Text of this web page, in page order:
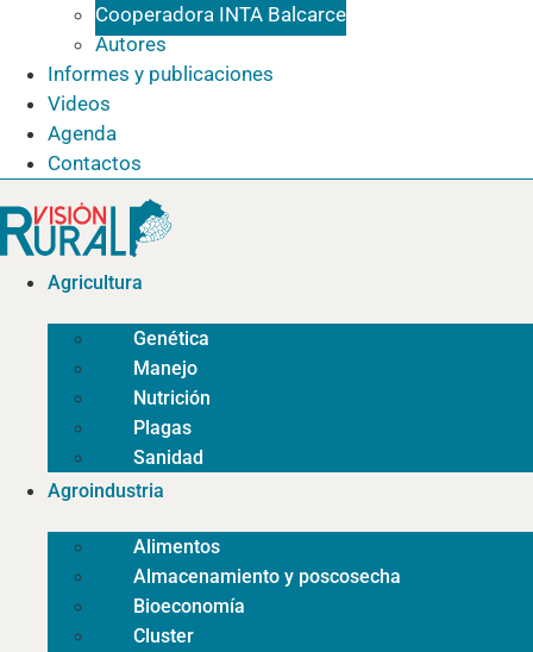
Cooperadora INTA Balcarce
Autores
Informes y publicaciones
Videos
Agenda
Contactos
Agricultura
Genética
Manejo
Nutrición
Plagas
Sanidad
Agroindustria
Alimentos
Almacenamiento y poscosecha
Bioeconomía
Cluster